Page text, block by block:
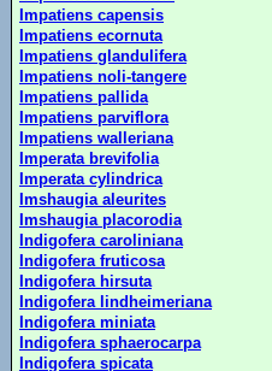
Impatiens capensis
Impatiens ecornuta
Impatiens glandulifera
Impatiens noli-tangere
Impatiens pallida
Impatiens parviflora
Impatiens walleriana
Imperata brevifolia
Imperata cylindrica
Imshaugia aleurites
Imshaugia placorodia
Indigofera caroliniana
Indigofera fruticosa
Indigofera hirsuta
Indigofera lindheimeriana
Indigofera miniata
Indigofera sphaerocarpa
Indigofera spicata